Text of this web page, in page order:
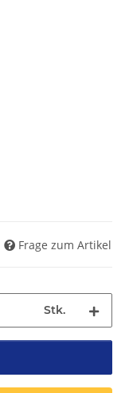
Frage zum Artikel
Stk.